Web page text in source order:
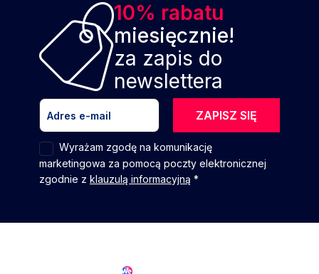
10% rabatu
miesięcznie!
za zapis do
newslettera
ZAPISZ SIĘ
Wyrażam zgodę na komunikację
marketingowa za pomocą poczty elektronicznej
zgodnie z klauzulą informacyjną *